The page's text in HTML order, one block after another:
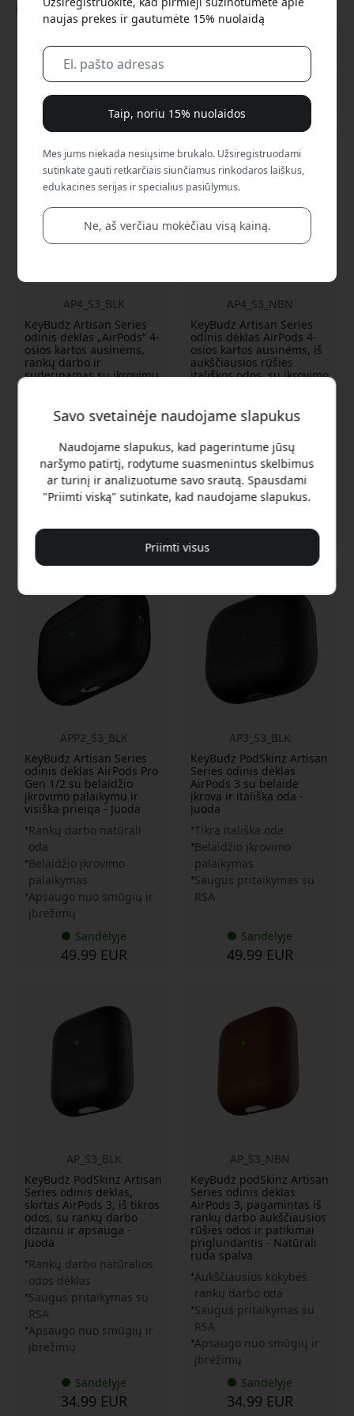
ilgam.
Rodyti visas kategorijas
AP4_S3_BLK
KeyBudz Artisan Series
odinis dėklas „AirPods“ 4-
osios kartos ausinėms,
rankų darbo ir
suderinamas su įkrovimu
Rankų darbo dėklas iš
itališkos odos
Polikarbonato apvalkalas
užtikrina tvirtą apsaugą
Suderinamas su
belaidžiu įkrovimu
39.99 EUR
AP4_S3_NBN
KeyBudz Artisan Series
odinis dėklas AirPods 4-
osios kartos ausinėms, iš
aukščiausios rūšies
itališkos odos, su įkrovimo
Rankų darbo itališka oda
apvalkalas apsaugai
Suderinamas su
belaidžiu įkrovimu
39.99 EUR
APP2_S3_BLK
KeyBudz Artisan Series
odinis dėklas AirPods Pro
Gen 1/2 su belaidžio
įkrovimo palaikymu ir
visiška prieiga - Juoda
Rankų darbo natūrali
oda
Belaidžio įkrovimo
palaikymas
Apsaugo nuo smūgių ir
įbrėžimų
Sandėlyje
49.99 EUR
AP3_S3_BLK
KeyBudz PodSkinz Artisan
Series odinis dėklas
AirPods 3 su belaide
įkrova ir itališka oda -
Juoda
Tikra itališka oda
Belaidžio įkrovimo
palaikymas
Saugus pritaikymas su
RSA
Sandėlyje
49.99 EUR
AP_S3_BLK
KeyBudz PodSkinz Artisan
Series odinis dėklas,
skirtas AirPods 3, iš tikros
odos, su rankų darbo
dizainu ir apsauga -
Juoda
Rankų darbo natūralios
odos dėklas
Saugus pritaikymas su
RSA
Apsaugo nuo smūgių ir
įbrėžimų
Sandėlyje
34.99 EUR
AP_S3_NBN
KeyBudz podSkinz Artisan
Series odinis dėklas
AirPods 3, pagamintas iš
rankų darbo aukščiausios
rūšies odos ir patikimai
priglundantis - Natūrali
ruda spalva
Aukščiausios kokybės
rankų darbo oda
Saugus pritaikymas su
RSA
Apsaugo nuo smūgių ir
įbrėžimų
Sandėlyje
34.99 EUR
Savo svetainėje naudojame slapukus
Naudojame slapukus, kad pagerintume jūsų
naršymo patirtį, rodytume suasmenintus skelbimus
ar turinį ir analizuotume savo srautą. Spausdami
"Priimti viską" sutinkate, kad naudojame slapukus.
Priimti visus
naujas prekes ir gautumėte 15% nuolaidą
Taip, noriu 15% nuolaidos
Mes jums niekada nesiųsime brukalo. Užsiregistruodami
sutinkate gauti retkarčiais siunčiamus rinkodaros laiškus,
edukacines serijas ir specialius pasiūlymus.
Ne, aš verčiau mokėčiau visą kainą.